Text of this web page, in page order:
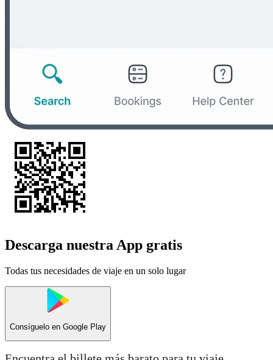
Descarga nuestra App gratis
Todas tus necesidades de viaje en un solo lugar
Consíguelo en Google Play